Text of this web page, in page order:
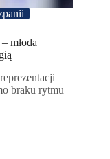
młoda
braku rytmu